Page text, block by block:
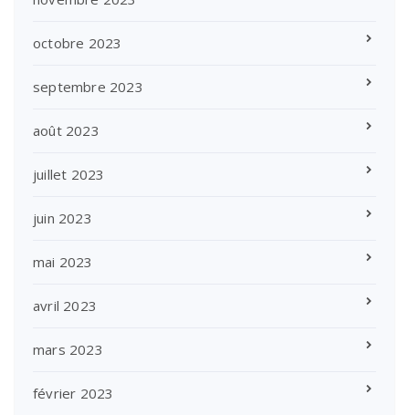
octobre 2023
septembre 2023
août 2023
juillet 2023
juin 2023
mai 2023
avril 2023
mars 2023
février 2023